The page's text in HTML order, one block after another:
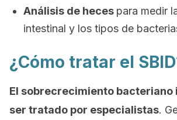
Análisis de heces para medir
intestinal y los tipos de
¿Cómo tratar el
El sobrecrecimiento bacteriano
ser tratado por especialistas.